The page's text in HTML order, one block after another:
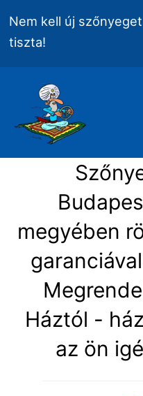
to
content
Nem kell új
tiszta!
megyében
Háztól -
az ön